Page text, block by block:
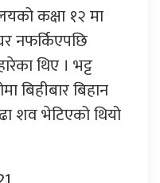
कक्षा १२ मा
नफर्किएपछि
थिए । भट्ट
बिहीबार बिहान
शव भेटिएको थियो